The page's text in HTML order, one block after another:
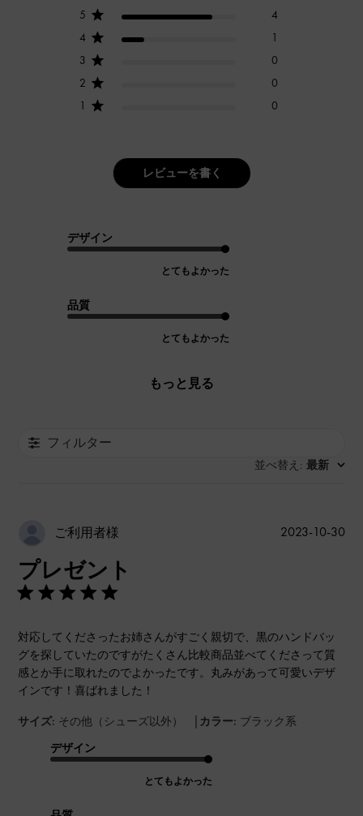
5
4
4
1
3
0
2
0
1
0
レビューを書く
デザイン
とてもよかった
品質
とてもよかった
もっと見る
フィルター
並べ替え : 最新
ご利用者様
プレゼント
対応してくださったお姉さんがすごく親切で、黒のハンドバッ
グを探していたのですがたくさん比較商品並べてくださって質
感とか手に取れたのでよかったです。丸みがあって可愛いデザ
インです！喜ばれました！
サイズ: その他（シューズ以外） | カラー: ブラック系
デザイン
とてもよかった
公
2023-10-30